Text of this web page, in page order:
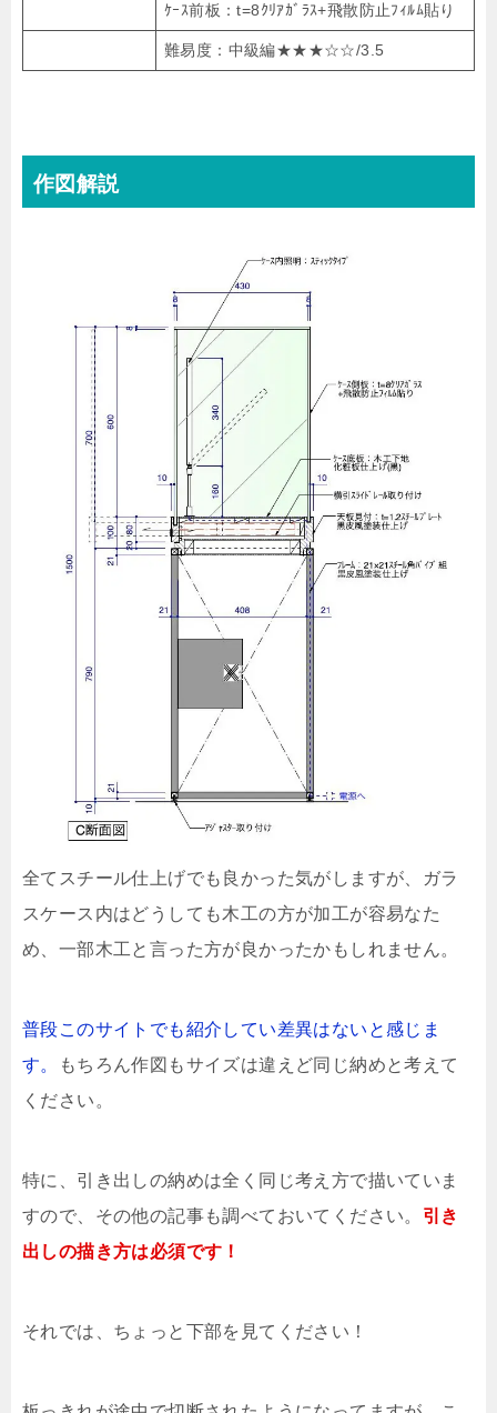
ｹｰｽ前板：t=8ｸﾘｱｶﾞﾗｽ+飛散防止ﾌｨﾙﾑ貼り
難易度：中級編★★★☆☆/3.5
作図解説
全てスチール仕上げでも良かった気がしますが、ガラ
スケース内はどうしても木工の方が加工が容易なた
め、一部木工と言った方が良かったかもしれません。
普段このサイトでも紹介してい差異はないと感じま
す。
もちろん作図もサイズは違えど同じ納めと考えて
ください。
特に、引き出しの納めは全く同じ考え方で描いていま
すので、その他の記事も調べておいてください。 引き
出しの描き方は必須です！
それでは、ちょっと下部を見てください！